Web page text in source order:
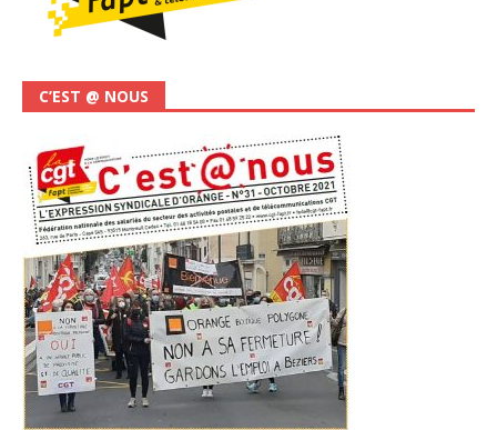
C’EST @ NOUS